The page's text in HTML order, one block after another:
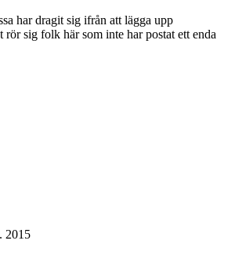
har dragit sig ifrån att lägga upp
rör sig folk här som inte har postat ett enda
2015